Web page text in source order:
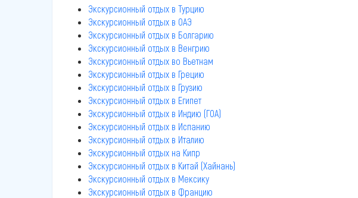
Экскурсионный отдых в Турцию
Экскурсионный отдых в ОАЭ
Экскурсионный отдых в Болгарию
Экскурсионный отдых в Венгрию
Экскурсионный отдых во Вьетнам
Экскурсионный отдых в Грецию
Экскурсионный отдых в Грузию
Экскурсионный отдых в Египет
Экскурсионный отдых в Индию (ГОА)
Экскурсионный отдых в Испанию
Экскурсионный отдых в Италию
Экскурсионный отдых на Кипр
Экскурсионный отдых в Китай (Хайнань)
Экскурсионный отдых в Мексику
Экскурсионный отдых в Францию